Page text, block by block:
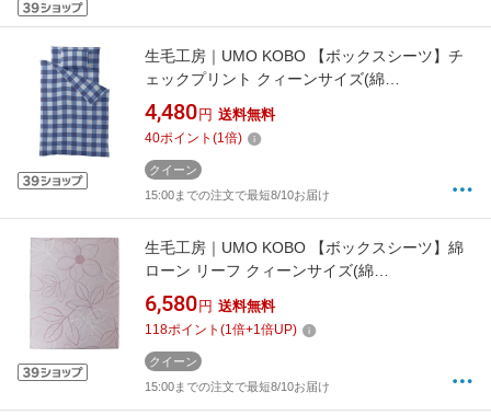
生毛工房｜UMO KOBO 【ボックスシーツ】チ
ェックプリント クィーンサイズ(綿
100%/170×200×30cm/ブルー)[UMK33BQBL]
4,480 円 送料無料
40ポイント (1倍)
クイーン
15:00までの注文で最短8/10お届け
生毛工房｜UMO KOBO 【ボックスシーツ】綿
ローン リーフ クィーンサイズ(綿
100%/170×200×30cm/ピンク)
6,580 円 送料無料
118ポイント (1倍+1倍UP)
クイーン
15:00までの注文で最短8/10お届け